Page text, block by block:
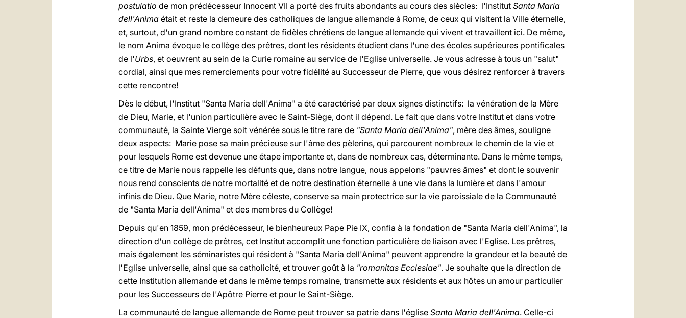
postulatio de mon prédécesseur Innocent VII a porté des fruits abondants au cours des siècles: l'Institut Santa Maria
dell'Anima était et reste la demeure des catholiques de langue allemande à Rome, de ceux qui visitent la Ville éternelle,
et, surtout, d'un grand nombre constant de fidèles chrétiens de langue allemande qui vivent et travaillent ici. De même,
le nom Anima évoque le collège des prêtres, dont les résidents étudient dans l'une des écoles supérieures pontificales
de l'Urbs, et oeuvrent au sein de la Curie romaine au service de l'Eglise universelle. Je vous adresse à tous un "salut"
cordial, ainsi que mes remerciements pour votre fidélité au Successeur de Pierre, que vous désirez renforcer à travers
cette rencontre!
Dès le début, l'Institut "Santa Maria dell'Anima" a été caractérisé par deux signes distinctifs: la vénération de la Mère
de Dieu, Marie, et l'union particulière avec le Saint-Siège, dont il dépend. Le fait que dans votre Institut et dans votre
communauté, la Sainte Vierge soit vénérée sous le titre rare de "Santa Maria dell'Anima", mère des âmes, souligne
deux aspects: Marie pose sa main précieuse sur l'âme des pèlerins, qui parcourent nombreux le chemin de la vie et
pour lesquels Rome est devenue une étape importante et, dans de nombreux cas, déterminante. Dans le même temps,
ce titre de Marie nous rappelle les défunts que, dans notre langue, nous appelons "pauvres âmes" et dont le souvenir
nous rend conscients de notre mortalité et de notre destination éternelle à une vie dans la lumière et dans l'amour
infinis de Dieu. Que Marie, notre Mère céleste, conserve sa main protectrice sur la vie paroissiale de la Communauté
de "Santa Maria dell'Anima" et des membres du Collège!
Depuis qu'en 1859, mon prédécesseur, le bienheureux Pape Pie IX, confia à la fondation de "Santa Maria dell'Anima", la
direction d'un collège de prêtres, cet Institut accomplit une fonction particulière de liaison avec l'Eglise. Les prêtres,
mais également les séminaristes qui résident à "Santa Maria dell'Anima" peuvent apprendre la grandeur et la beauté de
l'Eglise universelle, ainsi que sa catholicité, et trouver goût à la "romanitas Ecclesiae". Je souhaite que la direction de
cette Institution allemande et dans le même temps romaine, transmette aux résidents et aux hôtes un amour particulier
pour les Successeurs de l'Apôtre Pierre et pour le Saint-Siège.
La communauté de langue allemande de Rome peut trouver sa patrie dans l'église Santa Maria dell'Anima. Celle-ci